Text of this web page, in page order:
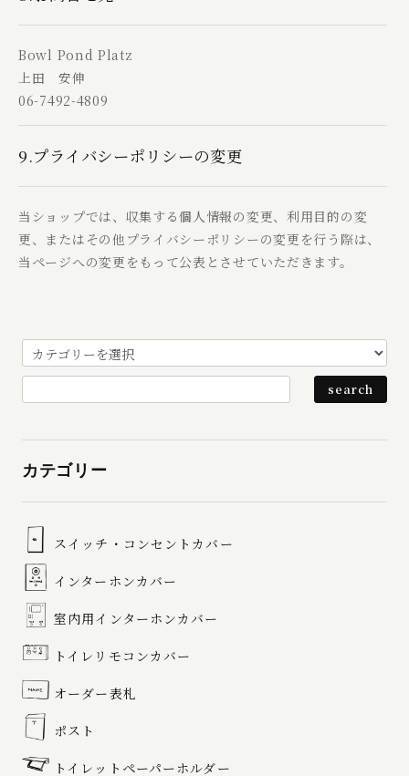
Bowl Pond Platz
上田 安伸
06-7492-4809
9.プライバシーポリシーの変更
当ショップでは、収集する個人情報の変更、利用目的の変
更、またはその他プライバシーポリシーの変更を行う際は、
当ページへの変更をもって公表とさせていただきます。
カテゴリー
スイッチ・コンセントカバー
インターホンカバー
室内用インターホンカバー
トイレリモコンカバー
オーダー表札
ポスト
トイレットペーパーホルダー